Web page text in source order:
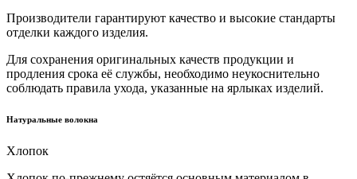
Производители гарантируют качество и высокие стандарты
отделки каждого изделия.
Для сохранения оригинальных качеств продукции и
продления срока её службы, необходимо неукоснительно
соблюдать правила ухода, указанные на ярлыках изделий.
Натуральные волокна
Хлопок